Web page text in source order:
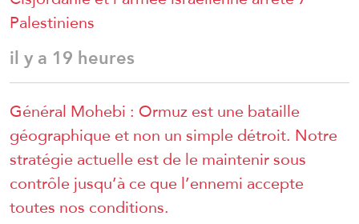
Palestiniens
il y a 19 heures
Général Mohebi : Ormuz est une bataille
géographique et non un simple détroit. Notre
stratégie actuelle est de le maintenir sous
contrôle jusqu’à ce que l’ennemi accepte
toutes nos conditions.